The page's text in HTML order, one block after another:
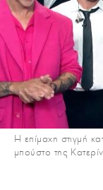
Η επίμαχη στιγμή
μπούστο της